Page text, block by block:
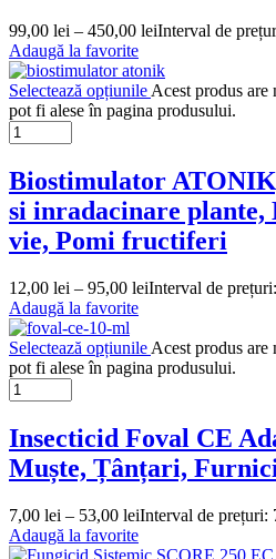
99,00 lei – 450,00 leiInterval de
Adaugă la favorite
Selectează opțiunile Acest produs
pot fi alese în pagina produsului.
Biostimulator
si inradacinare plante,
vie, Pomi fructiferi
12,00 lei – 95,00 leiInterval de
Adaugă la favorite
Selectează opțiunile Acest produs
pot fi alese în pagina produsului.
Insecticid Foval CE
Muște, Țânțari,
7,00 lei – 53,00 leiInterval de prețuri:
Adaugă la favorite